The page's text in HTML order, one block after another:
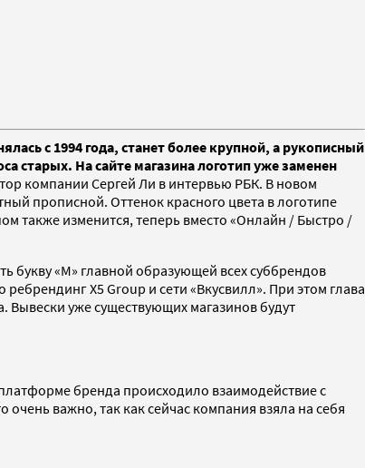
с 1994 года, станет более крупной, а рукописный
старых. На сайте магазина логотип уже заменен
компании Сергей Ли в интервью РБК. В новом
прописной. Оттенок красного цвета в логотипе
также изменится, теперь вместо «Онлайн / Быстро /
букву «М» главной образующей всех суббрендов
X5 Group и сети «Вкусвилл». При этом глава
Вывески уже существующих магазинов будут
бренда происходило взаимодействие с
важно, так как сейчас компания взяла на себя